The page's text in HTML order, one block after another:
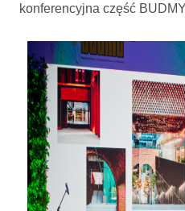
konferencyjna część